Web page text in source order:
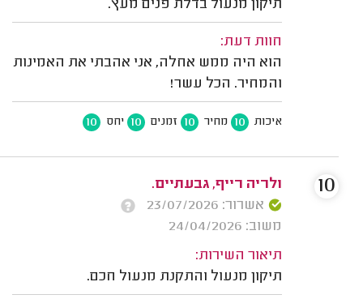
תיקון מנעול בדלת פנים מעץ.
חוות דעת:
הוא היה ממש אחלה, אני אהבתי את האמינות
והמחיר. הכל עשר!
איכות 10 מחיר 10 זמנים 10 יחס 10
ולריה רייף, גבעתיים.
אשרור: 23/07/2026
משוב: 24/04/2026
תיאור השירות:
תיקון מנעול והתקנת מנעול חכם.
10